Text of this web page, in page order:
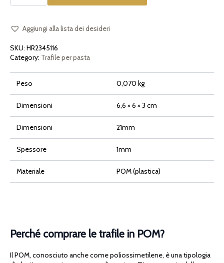
Orecchiette
per
Philips
Maker
Viva
quantità
Aggiungi alla lista dei desideri
SKU: HR2345116
Category: Trafile per pasta
Peso 0,070 kg
Dimensioni 6,6 × 6 × 3 cm
Dimensioni 21mm
Spessore 1mm
Materiale POM (plastica)
Perché comprare le trafile in POM?
Il POM, conosciuto anche come poliossimetilene, è una tipologia